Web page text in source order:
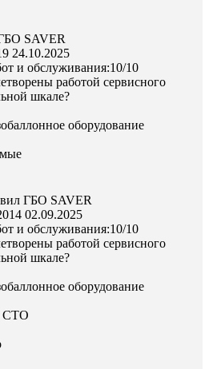
SAVER
24.10.2025
и обслуживания:10/10
работой сервисного
шкале?
оборудование
ГБО SAVER
02.09.2025
и обслуживания:10/10
работой сервисного
шкале?
оборудование
СТО